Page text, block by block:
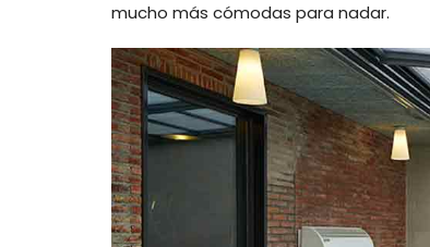
mucho más cómodas para nadar.